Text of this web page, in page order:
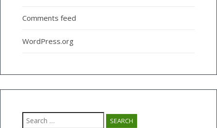
Comments feed
WordPress.org
Search
for: